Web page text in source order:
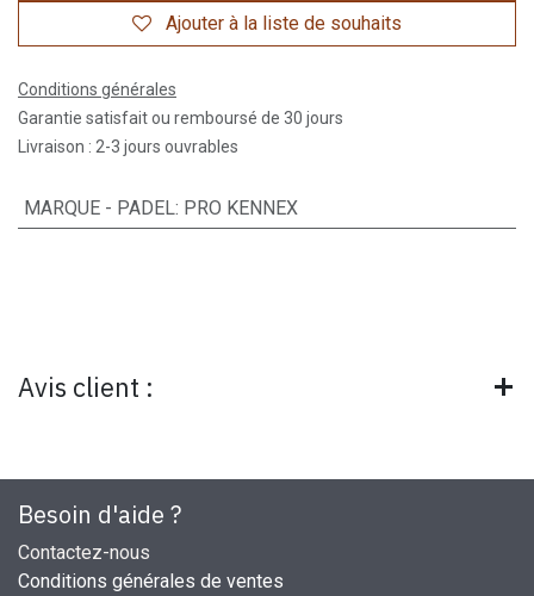
Ajouter à la liste de souhaits
Conditions générales
Garantie satisfait ou remboursé de 30 jours
Livraison : 2-3 jours ouvrables
MARQUE - PADEL: PRO KENNEX
Avis client :
Besoin d'aide ?
Contactez-nous
Conditions générales de ventes